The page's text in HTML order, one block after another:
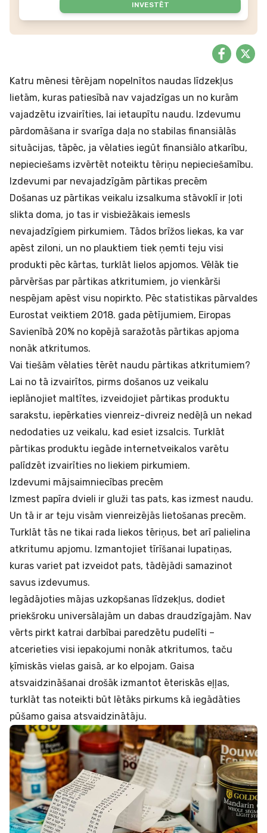
INVESTĒT
Katru mēnesi tērējam nopelnītos naudas līdzekļus
lietām, kuras patiesībā nav vajadzīgas un no kurām
vajadzētu izvairīties, lai ietaupītu naudu. Izdevumu
pārdomāšana ir svarīga daļa no stabilas finansiālās
situācijas, tāpēc, ja vēlaties iegūt finansiālo atkarību,
nepieciešams izvērtēt noteiktu tēriņu nepieciešamību.
Izdevumi par nevajadzīgām pārtikas precēm
Došanas uz pārtikas veikalu izsalkuma stāvoklī ir ļoti
slikta doma, jo tas ir visbiežākais iemesls
nevajadzīgiem pirkumiem. Tādos brīžos liekas, ka var
apēst ziloni, un no plauktiem tiek ņemti teju visi
produkti pēc kārtas, turklāt lielos apjomos. Vēlāk tie
pārvēršas par pārtikas atkritumiem, jo vienkārši
nespējam apēst visu nopirkto. Pēc statistikas pārvaldes
Eurostat veiktiem 2018. gada pētījumiem, Eiropas
Savienībā 20% no kopējā saražotās pārtikas apjoma
nonāk atkritumos.
Vai tiešām vēlaties tērēt naudu pārtikas atkritumiem?
Lai no tā izvairītos, pirms došanos uz veikalu
ieplānojiet maltītes, izveidojiet pārtikas produktu
sarakstu, iepērkaties vienreiz-divreiz nedēļā un nekad
nedodaties uz veikalu, kad esiet izsalcis. Turklāt
pārtikas produktu iegāde internetveikalos varētu
palīdzēt izvairīties no liekiem pirkumiem.
Izdevumi mājsaimniecības precēm
Izmest papīra dvieli ir gluži tas pats, kas izmest naudu.
Un tā ir ar teju visām vienreizējās lietošanas precēm.
Turklāt tās ne tikai rada liekos tēriņus, bet arī palielina
atkritumu apjomu. Izmantojiet tīrīšanai lupatiņas,
kuras variet pat izveidot pats, tādējādi samazinot
savus izdevumus.
Iegādājoties mājas uzkopšanas līdzekļus, dodiet
priekšroku universālajām un dabas draudzīgajām. Nav
vērts pirkt katrai darbībai paredzētu pudelīti –
atcerieties visi iepakojumi nonāk atkritumos, taču
ķīmiskās vielas gaisā, ar ko elpojam. Gaisa
atsvaidzināšanai drošāk izmantot ēteriskās eļļas,
turklāt tas noteikti būt lētāks pirkums kā iegādāties
pūšamo gaisa atsvaidzinātāju.